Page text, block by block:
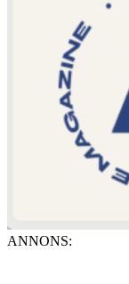
ANNONS: